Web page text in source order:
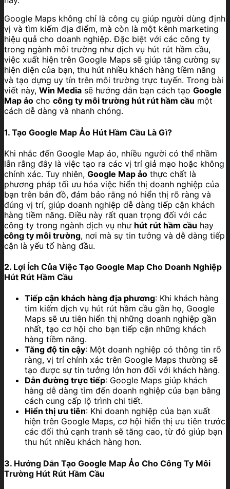
Google Maps không chỉ là công cụ giúp người dùng định
vị và tìm kiếm địa điểm, mà còn là một kênh marketing
hiệu quả cho doanh nghiệp. Đặc biệt với các công ty
trong ngành môi trường như dịch vụ hút rút hầm cầu,
việc xuất hiện trên Google Maps sẽ giúp tăng cường sự
hiện diện của bạn, thu hút nhiều khách hàng tiềm năng
và tạo dựng uy tín trên môi trường trực tuyến. Trong bài
viết này, Win Media sẽ hướng dẫn bạn cách tạo Google
Map ảo cho công ty môi trường hút rút hầm cầu một
cách dễ dàng và nhanh chóng.
1. Tạo Google Map Ảo Hút Hầm Cầu Là Gì?
Khi nhắc đến Google Map ảo, nhiều người có thể nhầm
lẫn rằng đây là việc tạo ra các vị trí giả mạo hoặc không
chính xác. Tuy nhiên, Google Map ảo thực chất là
phương pháp tối ưu hóa việc hiển thị doanh nghiệp của
bạn trên bản đồ, đảm bảo rằng nó hiển thị rõ ràng và
đúng vị trí, giúp doanh nghiệp dễ dàng tiếp cận khách
hàng tiềm năng. Điều này rất quan trọng đối với các
công ty trong ngành dịch vụ như hút rút hầm cầu hay
công ty môi trường, nơi mà sự tin tưởng và dễ dàng tiếp
cận là yếu tố hàng đầu.
2. Lợi Ích Của Việc Tạo Google Map Cho Doanh Nghiệp
Hút Rút Hầm Cầu
Tiếp cận khách hàng địa phương: Khi khách hàng
tìm kiếm dịch vụ hút rút hầm cầu gần họ, Google
Maps sẽ ưu tiên hiển thị những doanh nghiệp gần
nhất, tạo cơ hội cho bạn tiếp cận những khách
hàng tiềm năng.
Tăng độ tin cậy: Một doanh nghiệp có thông tin rõ
ràng, vị trí chính xác trên Google Maps thường sẽ
tạo được sự tin tưởng lớn hơn đối với khách hàng.
Dẫn đường trực tiếp: Google Maps giúp khách
hàng dễ dàng tìm đến doanh nghiệp của bạn bằng
cách cung cấp lộ trình chi tiết.
Hiển thị ưu tiên: Khi doanh nghiệp của bạn xuất
hiện trên Google Maps, cơ hội hiển thị ưu tiên trước
các đối thủ cạnh tranh sẽ tăng cao, từ đó giúp bạn
thu hút nhiều khách hàng hơn.
3. Hướng Dẫn Tạo Google Map Ảo Cho Công Ty Môi
Trường Hút Rút Hầm Cầu